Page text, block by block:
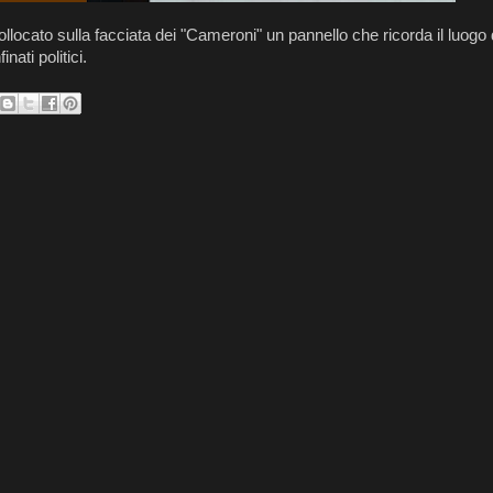
sulla facciata dei "Cameroni" un pannello che ricorda il luogo
politici.